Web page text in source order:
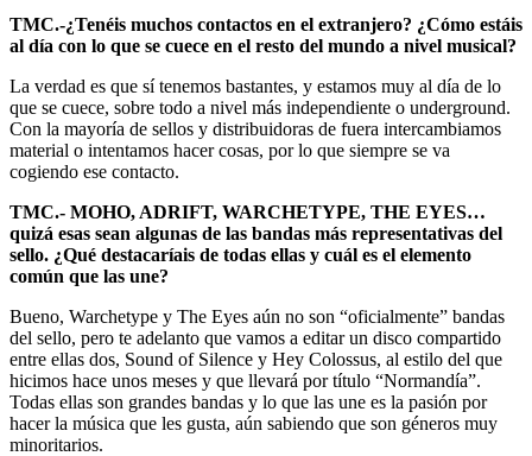
TMC.-¿Tenéis muchos contactos en el extranjero? ¿Cómo estáis
al día con lo que se cuece en el resto del mundo a nivel musical?
La verdad es que sí tenemos bastantes, y estamos muy al día de lo
que se cuece, sobre todo a nivel más independiente o underground.
Con la mayoría de sellos y distribuidoras de fuera intercambiamos
material o intentamos hacer cosas, por lo que siempre se va
cogiendo ese contacto.
TMC.- MOHO, ADRIFT, WARCHETYPE, THE EYES…
quizá esas sean algunas de las bandas más representativas del
sello. ¿Qué destacaríais de todas ellas y cuál es el elemento
común que las une?
Bueno, Warchetype y The Eyes aún no son “oficialmente” bandas
del sello, pero te adelanto que vamos a editar un disco compartido
entre ellas dos, Sound of Silence y Hey Colossus, al estilo del que
hicimos hace unos meses y que llevará por título “Normandía”.
Todas ellas son grandes bandas y lo que las une es la pasión por
hacer la música que les gusta, aún sabiendo que son géneros muy
minoritarios.